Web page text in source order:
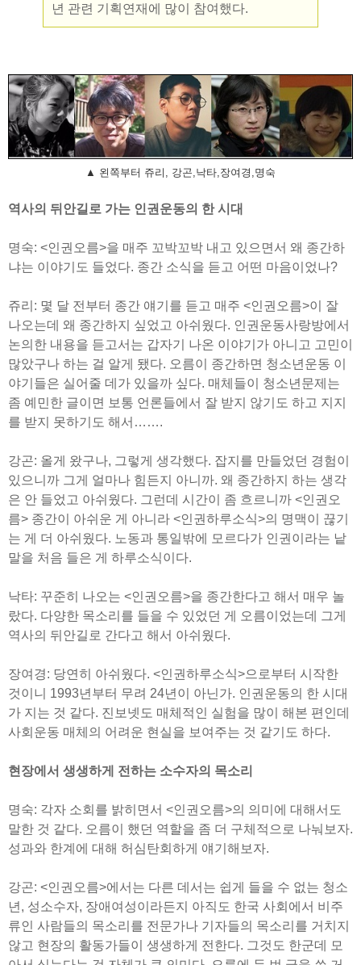
년 관련 기획연재에 많이 참여했다.
▲ 왼쪽부터 쥬리, 강곤,낙타,장여경,명숙
역사의 뒤안길로 가는 인권운동의 한 시대
명숙: <인권오름>을 매주 꼬박꼬박 내고 있으면서 왜 종간하
냐는 이야기도 들었다. 종간 소식을 듣고 어떤 마음이었나?
쥬리: 몇 달 전부터 종간 얘기를 듣고 매주 <인권오름>이 잘
나오는데 왜 종간하지 싶었고 아쉬웠다. 인권운동사랑방에서
논의한 내용을 듣고서는 갑자기 나온 이야기가 아니고 고민이
많았구나 하는 걸 알게 됐다. 오름이 종간하면 청소년운동 이
야기들은 실어줄 데가 있을까 싶다. 매체들이 청소년문제는
좀 예민한 글이면 보통 언론들에서 잘 받지 않기도 하고 지지
를 받지 못하기도 해서…….
강곤: 올게 왔구나, 그렇게 생각했다. 잡지를 만들었던 경험이
있으니까 그게 얼마나 힘든지 아니까. 왜 종간하지 하는 생각
은 안 들었고 아쉬웠다. 그런데 시간이 좀 흐르니까 <인권오
름> 종간이 아쉬운 게 아니라 <인권하루소식>의 명맥이 끊기
는 게 더 아쉬웠다. 노동과 통일밖에 모르다가 인권이라는 낱
말을 처음 들은 게 하루소식이다.
낙타: 꾸준히 나오는 <인권오름>을 종간한다고 해서 매우 놀
랐다. 다양한 목소리를 들을 수 있었던 게 오름이었는데 그게
역사의 뒤안길로 간다고 해서 아쉬웠다.
장여경: 당연히 아쉬웠다. <인권하루소식>으로부터 시작한
것이니 1993년부터 무려 24년이 아닌가. 인권운동의 한 시대
가 지는 것 같다. 진보넷도 매체적인 실험을 많이 해본 편인데
사회운동 매체의 어려운 현실을 보여주는 것 같기도 하다.
현장에서 생생하게 전하는 소수자의 목소리
명숙: 각자 소회를 밝히면서 <인권오름>의 의미에 대해서도
말한 것 같다. 오름이 했던 역할을 좀 더 구체적으로 나눠보자.
성과와 한계에 대해 허심탄회하게 얘기해보자.
강곤: <인권오름>에서는 다른 데서는 쉽게 들을 수 없는 청소
년, 성소수자, 장애여성이라든지 아직도 한국 사회에서 비주
류인 사람들의 목소리를 전문가나 기자들의 목소리를 거치지
않고 현장의 활동가들이 생생하게 전한다. 그것도 한군데 모